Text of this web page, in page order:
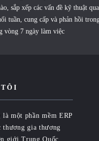
sắp xếp các vấn đề kỹ thuật
tuần, cung cấp và phản hồi
vòng 7 ngày làm việc
một phần mềm ERP
thương gia thương
giới Trung Quốc.